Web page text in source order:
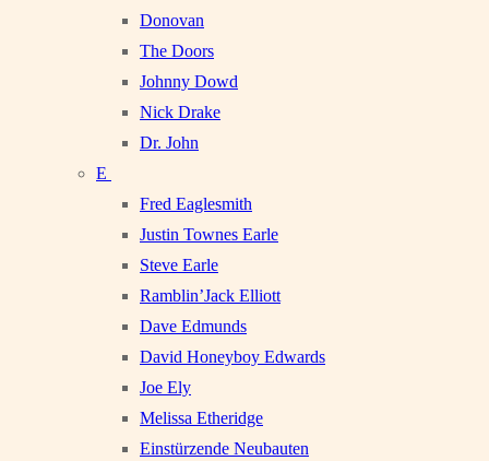
Donovan
The Doors
Johnny Dowd
Nick Drake
Dr. John
E
Fred Eaglesmith
Justin Townes Earle
Steve Earle
Ramblin’Jack Elliott
Dave Edmunds
David Honeyboy Edwards
Joe Ely
Melissa Etheridge
Einstürzende Neubauten